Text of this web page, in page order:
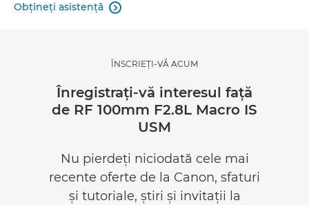
Obţineţi asistenţă 
ÎNSCRIEŢI-VĂ ACUM
Înregistraţi-vă interesul faţă
de RF 100mm F2.8L Macro IS
USM
Nu pierdeţi niciodată cele mai
recente oferte de la Canon, sfaturi
şi tutoriale, ştiri şi invitaţii la